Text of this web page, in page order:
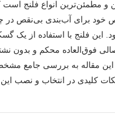
و مطمئن‌ترین انواع فلنج است
برای آب‌بندی بی‌نقص در
این فلنج با استفاده از یک
فوق‌العاده محکم و بدون
مقاله به بررسی جامع
نکات کلیدی در انتخاب و نصب